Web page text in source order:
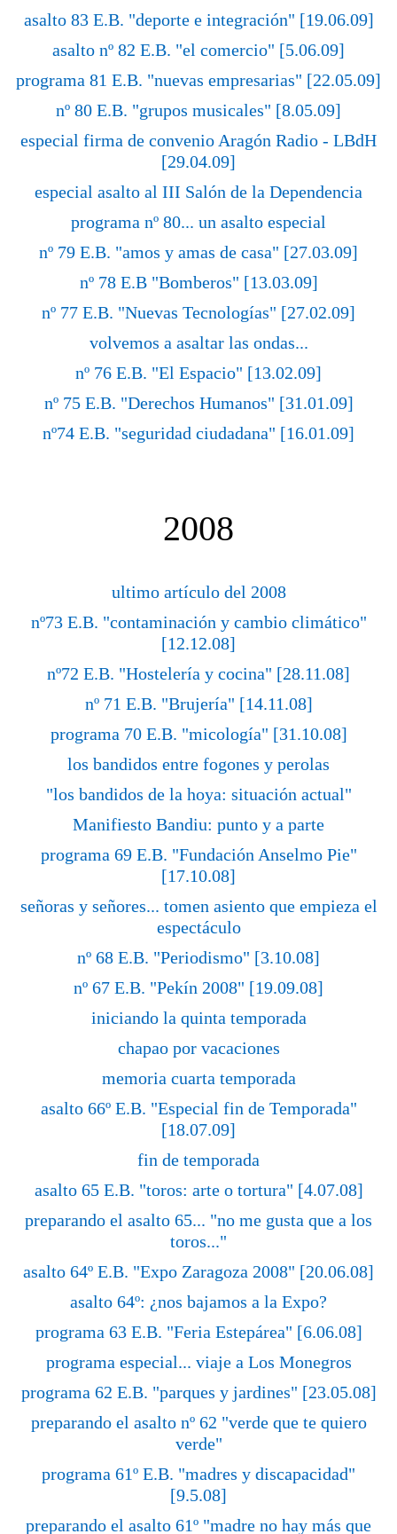
asalto 83 E.B. "deporte e integración" [19.06.09]
asalto nº 82 E.B. "el comercio" [5.06.09]
programa 81 E.B. "nuevas empresarias" [22.05.09]
nº 80 E.B. "grupos musicales" [8.05.09]
especial firma de convenio Aragón Radio - LBdH
[29.04.09]
especial asalto al III Salón de la Dependencia
programa nº 80... un asalto especial
nº 79 E.B. "amos y amas de casa" [27.03.09]
nº 78 E.B "Bomberos" [13.03.09]
nº 77 E.B. "Nuevas Tecnologías" [27.02.09]
volvemos a asaltar las ondas...
nº 76 E.B. "El Espacio" [13.02.09]
nº 75 E.B. "Derechos Humanos" [31.01.09]
nº74 E.B. "seguridad ciudadana" [16.01.09]
2008
ultimo artículo del 2008
nº73 E.B. "contaminación y cambio climático"
[12.12.08]
nº72 E.B. "Hostelería y cocina" [28.11.08]
nº 71 E.B. "Brujería" [14.11.08]
programa 70 E.B. "micología" [31.10.08]
los bandidos entre fogones y perolas
"los bandidos de la hoya: situación actual"
Manifiesto Bandiu: punto y a parte
programa 69 E.B. "Fundación Anselmo Pie"
[17.10.08]
señoras y señores... tomen asiento que empieza el
espectáculo
nº 68 E.B. "Periodismo" [3.10.08]
nº 67 E.B. "Pekín 2008" [19.09.08]
iniciando la quinta temporada
chapao por vacaciones
memoria cuarta temporada
asalto 66º E.B. "Especial fin de Temporada"
[18.07.09]
fin de temporada
asalto 65 E.B. "toros: arte o tortura" [4.07.08]
preparando el asalto 65... "no me gusta que a los
toros..."
asalto 64º E.B. "Expo Zaragoza 2008" [20.06.08]
asalto 64º: ¿nos bajamos a la Expo?
programa 63 E.B. "Feria Estepárea" [6.06.08]
programa especial... viaje a Los Monegros
programa 62 E.B. "parques y jardines" [23.05.08]
preparando el asalto nº 62 "verde que te quiero
verde"
programa 61º E.B. "madres y discapacidad"
[9.5.08]
preparando el asalto 61º "madre no hay más que